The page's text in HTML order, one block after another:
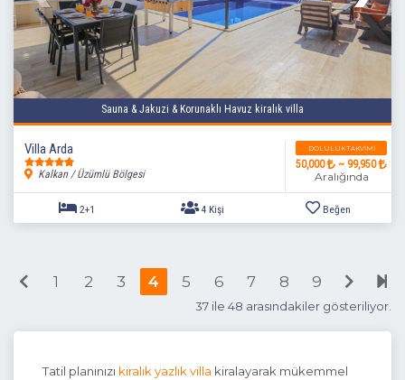
6 Kişi
Sauna & Jakuzi & Korunaklı Havuz kiralık villa
Villa Arda
Kalkan / Üzümlü Bölgesi
DOLULUK TAKVIMI
50,000 ~ 99,950
Aralığında
1 2 3 4 5 6 7 8 9
37 ile 48 arasındakiler gösteriliyor.
Tatil planınızı kiralık yazlık villa kiralayarak mükemmel